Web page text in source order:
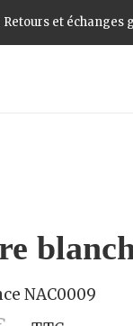
et échanges
NAC0009